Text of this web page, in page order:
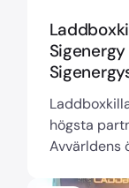
högsta
Avvärldens